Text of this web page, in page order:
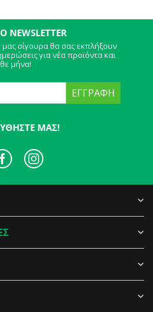
NEWSLETTER
σίγουρα θα σας εκπλήξουν
για νέα προϊόντα και
μήνα!
ΕΓΓΡΑΦΉ
ΜΑΣ!